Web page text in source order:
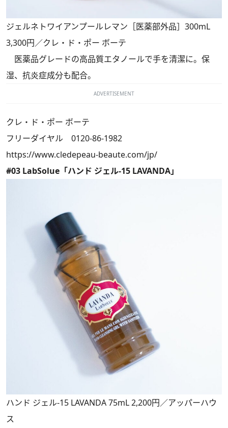
ジェルネトワイアンプールレマン［医薬部外品］300mL
3,300円／クレ・ド・ポー ボーテ
医薬品グレードの高品質エタノールで手を清潔に。保
湿、抗炎症成分も配合。
ADVERTISEMENT
クレ・ド・ポー ボーテ
フリーダイヤル 0120-86-1982
https://www.cledepeau-beaute.com/jp/
#03 LabSolue「ハンド ジェル-15 LAVANDA」
ハンド ジェル-15 LAVANDA 75mL 2,200円／アッパーハウ
ス